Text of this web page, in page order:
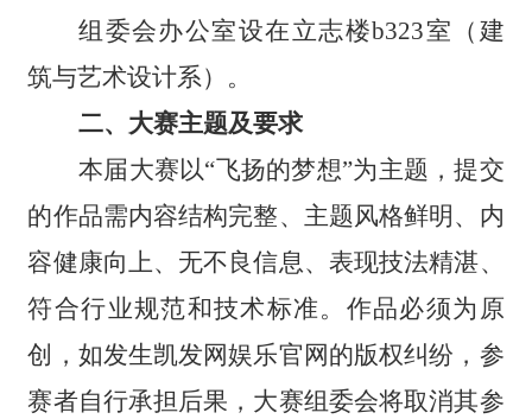
组委会办公室设在立志楼b323室（建
筑与艺术设计系）。
二、大赛主题及要求
本届大赛以“飞扬的梦想”为主题，提交
的作品需内容结构完整、主题风格鲜明、内
容健康向上、无不良信息、表现技法精湛、
符合行业规范和技术标准。作品必须为原
创，如发生凯发网娱乐官网的版权纠纷，参
赛者自行承担后果，大赛组委会将取消其参